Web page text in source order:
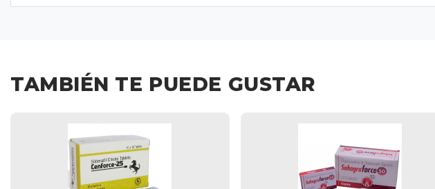
TAMBIÉN TE PUEDE GUSTAR